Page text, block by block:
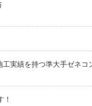
実績を持つ準大手ゼネコ
！